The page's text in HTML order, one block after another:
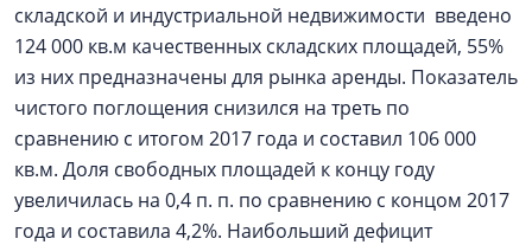
складской и индустриальной недвижимости введено
124 000 кв.м качественных складских площадей, 55%
из них предназначены для рынка аренды. Показатель
чистого поглощения снизился на треть по
сравнению с итогом 2017 года и составил 106 000
кв.м. Доля свободных площадей к концу году
увеличилась на 0,4 п. п. по сравнению с концом 2017
года и составила 4,2%. Наибольший дефицит